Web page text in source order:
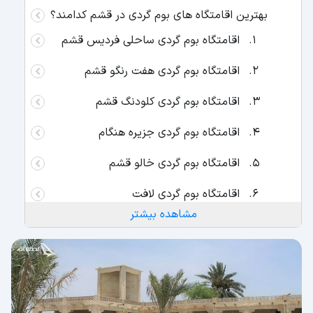
بهترین اقامتگاه های بوم گردی در قشم کدامند؟
اقامتگاه بوم گردی ساحلی فردیس قشم
اقامتگاه بوم گردی هفت رنگو قشم
اقامتگاه بوم گردی کلودنگ قشم
اقامتگاه بوم گردی جزیره هنگام
اقامتگاه بوم گردی خالو قشم
اقامتگاه بوم گردی لافت
اقامتگاه بوم گردی قشم درگهان
اقامتگاه بومگردی خانه دوست
مشاهده بیشتر